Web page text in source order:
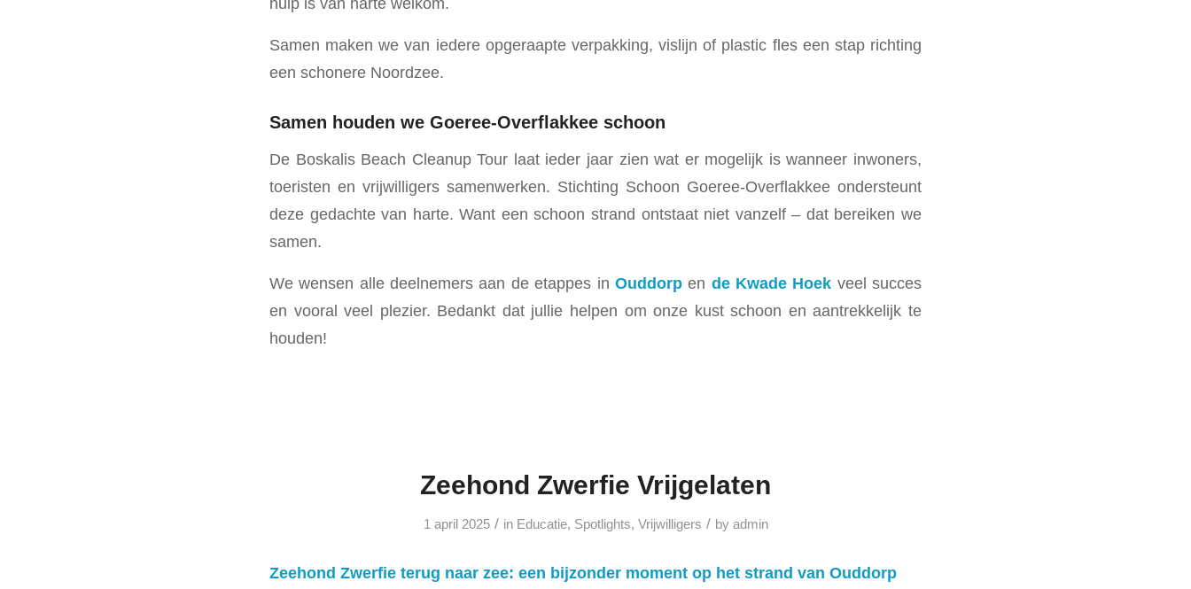
Samen maken we van iedere opgeraapte verpakking, vislijn of plastic fles een stap richting
een schonere Noordzee.
Samen houden we Goeree-Overflakkee schoon
De Boskalis Beach Cleanup Tour laat ieder jaar zien wat er mogelijk is wanneer inwoners,
toeristen en vrijwilligers samenwerken. Stichting Schoon Goeree-Overflakkee ondersteunt
deze gedachte van harte. Want een schoon strand ontstaat niet vanzelf – dat bereiken we
samen.
We wensen alle deelnemers aan de etappes in Ouddorpen de Kwade Hoek veel succes
en vooral veel plezier. Bedankt dat jullie helpen om onze kust schoon en aantrekkelijk te
houden!
Zeehond Zwerfie Vrijgelaten
1 april 2025 / in Educatie, Spotlights, Vrijwilligers / by admin
Zeehond Zwerfie terug naar zee: een bijzonder moment op het strand van Ouddorp